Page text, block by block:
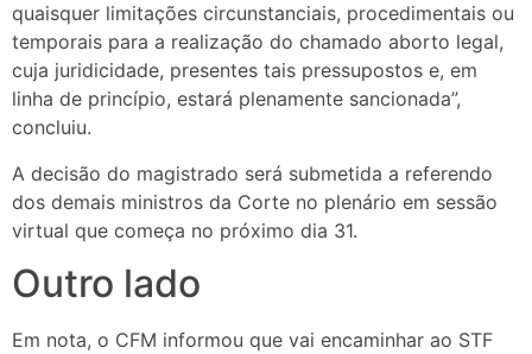
quaisquer limitações circunstanciais, procedimentais ou
temporais para a realização do chamado aborto legal,
cuja juridicidade, presentes tais pressupostos e, em
linha de princípio, estará plenamente sancionada”,
concluiu.
A decisão do magistrado será submetida a referendo
dos demais ministros da Corte no plenário em sessão
virtual que começa no próximo dia 31.
Outro lado
Em nota, o CFM informou que vai encaminhar ao STF